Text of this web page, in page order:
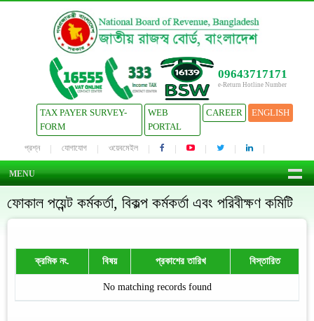
09643717171
e-Return Hotline Number
TAX PAYER SURVEY-
FORM
WEB
PORTAL
CAREER ENGLISH
প্রশ্ন যোগাযোগ ওয়েবমেইল
MENU
ফোকাল পয়েন্ট কর্মকর্তা, বিকল্প কর্মকর্তা এবং পরিবীক্ষণ কমিটি
ক্রমিক নং. বিষয় প্রকাশের তারিখ বিস্তারিত
No matching records found